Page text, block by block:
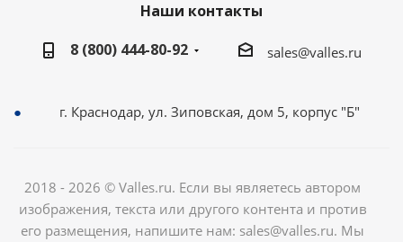
Наши контакты
8 (800) 444-80-92
sales@valles.ru
г. Краснодар, ул. Зиповская, дом 5, корпус "Б"
2018 - 2026 © Valles.ru. Если вы являетесь автором
изображения, текста или другого контента и против
его размещения, напишите нам: sales@valles.ru. Мы